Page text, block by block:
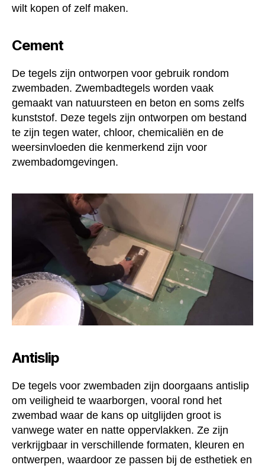
wilt kopen of zelf maken.
Cement
De tegels zijn ontworpen voor gebruik rondom
zwembaden. Zwembadtegels worden vaak
gemaakt van natuursteen en beton en soms zelfs
kunststof. Deze tegels zijn ontworpen om bestand
te zijn tegen water, chloor, chemicaliën en de
weersinvloeden die kenmerkend zijn voor
zwembadomgevingen.
Antislip
De tegels voor zwembaden zijn doorgaans antislip
om veiligheid te waarborgen, vooral rond het
zwembad waar de kans op uitglijden groot is
vanwege water en natte oppervlakken. Ze zijn
verkrijgbaar in verschillende formaten, kleuren en
ontwerpen, waardoor ze passen bij de esthetiek en